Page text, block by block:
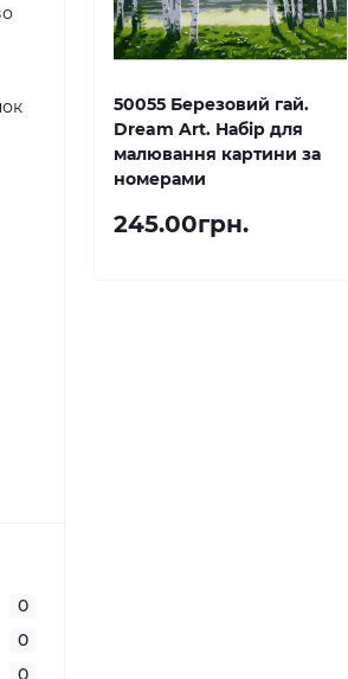
0
0
0
50055 Березовий гай.
Dream Art. Набір для
малювання картини за
номерами
245.00грн.